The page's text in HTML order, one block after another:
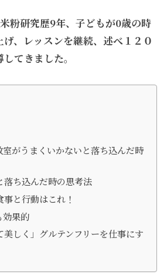
粉研究歴9年、子どもが0歳の時
、レッスンを継続、述べ１２０
てきました。
がうまくいかないと落ち込んだ時
落ち込んだ時の思考法
と行動はこれ！
効果的
美しく」グルテンフリーを仕事にす